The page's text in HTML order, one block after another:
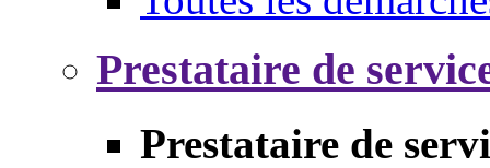
Prestataire de
Prestataire de